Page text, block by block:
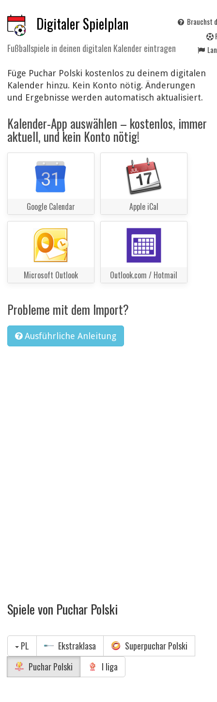
Digitaler Spielplan
Fußballspiele in deinen digitalen Kalender eintragen
Brauchst
Füge Puchar Polski kostenlos zu deinem digitalen
Kalender hinzu. Kein Konto nötig. Änderungen
und Ergebnisse werden automatisch aktualisiert.
Kalender-App auswählen – kostenlos, immer
aktuell, und kein Konto nötig!
Google Calendar Apple iCal
Microsoft Outlook Outlook.com / Hotmail
Probleme mit dem Import?
Ausführliche Anleitung
Spiele von Puchar Polski
PL Ekstraklasa
Superpuchar Polski
Puchar Polski
I liga